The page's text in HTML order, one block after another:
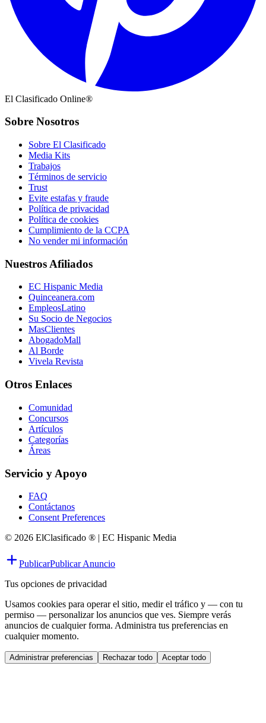
El Clasificado Online®
Sobre Nosotros
Sobre El Clasificado
Media Kits
Trabajos
Términos de servicio
Trust
Evite estafas y fraude
Política de privacidad
Política de cookies
Cumplimiento de la CCPA
No vender mi información
Nuestros Afiliados
EC Hispanic Media
Quinceanera.com
EmpleosLatino
Su Socio de Negocios
MasClientes
AbogadoMall
Al Borde
Vivela Revista
Otros Enlaces
Comunidad
Concursos
Artículos
Categorías
Áreas
Servicio y Apoyo
FAQ
Contáctanos
Consent Preferences
© 2026 ElClasificado ® | EC Hispanic Media
PublicarPublicar Anuncio
Tus opciones de privacidad
Usamos cookies para operar el sitio, medir el tráfico y — con tu
permiso — personalizar los anuncios que ves. Siempre verás
anuncios de cualquier forma. Administra tus preferencias en
cualquier momento.
Administrar preferencias Rechazar todo Aceptar todo